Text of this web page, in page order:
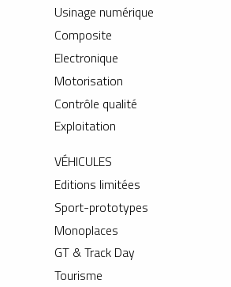
Usinage numérique
Composite
Electronique
Motorisation
Contrôle qualité
Exploitation
VÉHICULES
Editions limitées
Sport-prototypes
Monoplaces
GT & Track Day
Tourisme